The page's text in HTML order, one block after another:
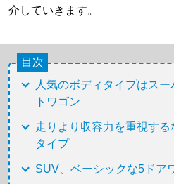
介していきます。
目次
人気のボディタイプはス
トワゴン
走りより収容力を重視す
タイプ
SUV、ベーシックな5ドア